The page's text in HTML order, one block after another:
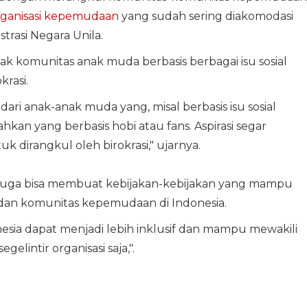
kepemudaan yang sudah sering diakomodasi
Negara Unila.
komunitas anak muda berbasis berbagai isu sosial
anak-anak muda yang, misal berbasis isu sosial
yang berbasis hobi atau fans. Aspirasi segar
dirangkul oleh birokrasi," ujarnya.
bisa membuat kebijakan-kebijakan yang mampu
komunitas kepemudaan di Indonesia.
dapat menjadi lebih inklusif dan mampu mewakili
organisasi saja,".